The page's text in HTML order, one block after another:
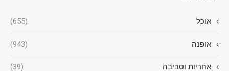
אוכל (655)
אופנה (943)
אחריות וסביבה (39)